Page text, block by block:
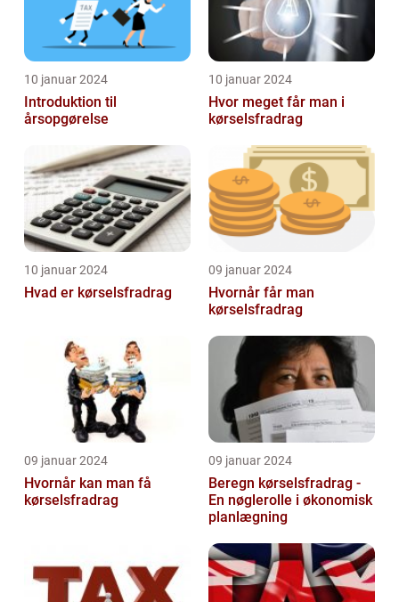
10 januar 2024
Introduktion til
årsopgørelse
10 januar 2024
Hvor meget får man i
kørselsfradrag
10 januar 2024
Hvad er kørselsfradrag
09 januar 2024
Hvornår får man
kørselsfradrag
09 januar 2024
Hvornår kan man få
kørselsfradrag
09 januar 2024
Beregn kørselsfradrag -
En nøglerolle i økonomisk
planlægning